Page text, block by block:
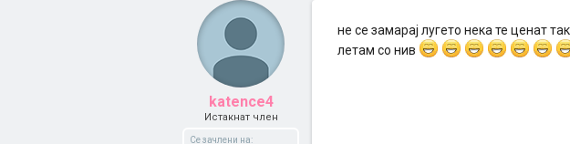
katence4
Истакнат член
Се зачлени на:
не се замарај лугето нека те ценат
летам со нив